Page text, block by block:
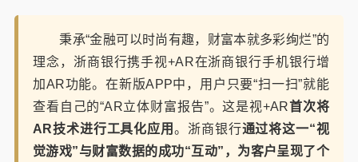
秉承“金融可以时尚有趣，财富本就多彩绚烂”的
理念，浙商银行携手视+AR在浙商银行手机银行增
加AR功能。在新版APP中，用户只要“扫一扫”就能
查看自己的“AR立体财富报告”。这是视+AR首次将
AR技术进行工具化应用。浙商银行通过将这一“视
觉游戏”与财富数据的成功“互动”，为客户呈现了个